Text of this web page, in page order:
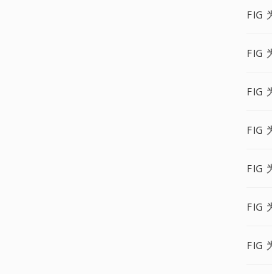
FIG
FIG
FIG
FIG
FIG
FIG
FIG